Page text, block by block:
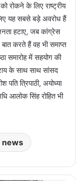
रोकने के लिए राष्ट्रीय
यह सबसे बड़े अवरोध हैं
हटाए, जब कांग्रेस
करते हैं वह भी समाप्त
समारोह में सहयोग की
के साथ साथ सांसद
पति त्रिपाठी, अयोध्या
आलोक सिंह रोहित भी
news